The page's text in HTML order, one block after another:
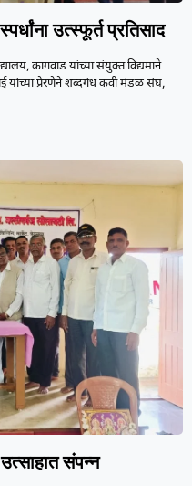
उत्स्फूर्त प्रतिसाद
कागवाड यांच्या संयुक्त विद्यमाने
यांच्या प्रेरणेने शब्दगंध कवी मंडळ संघ,
संपन्न